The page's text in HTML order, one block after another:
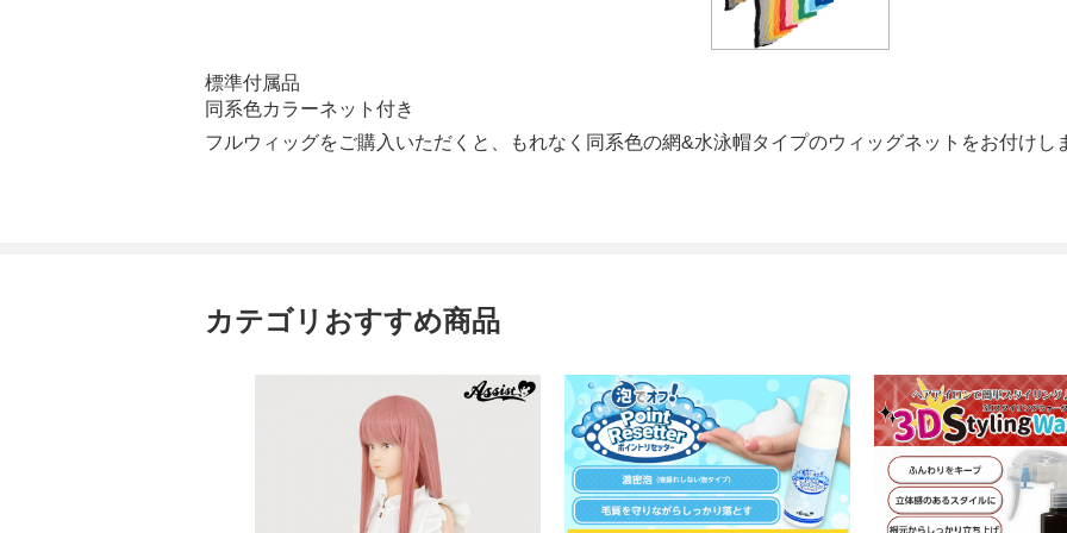
標準付属品
同系色カラーネット付き
フルウィッグをご購入いただくと、もれなく同系色の網&水泳帽タイプのウィッグネットをお付けし
カテゴリおすすめ商品